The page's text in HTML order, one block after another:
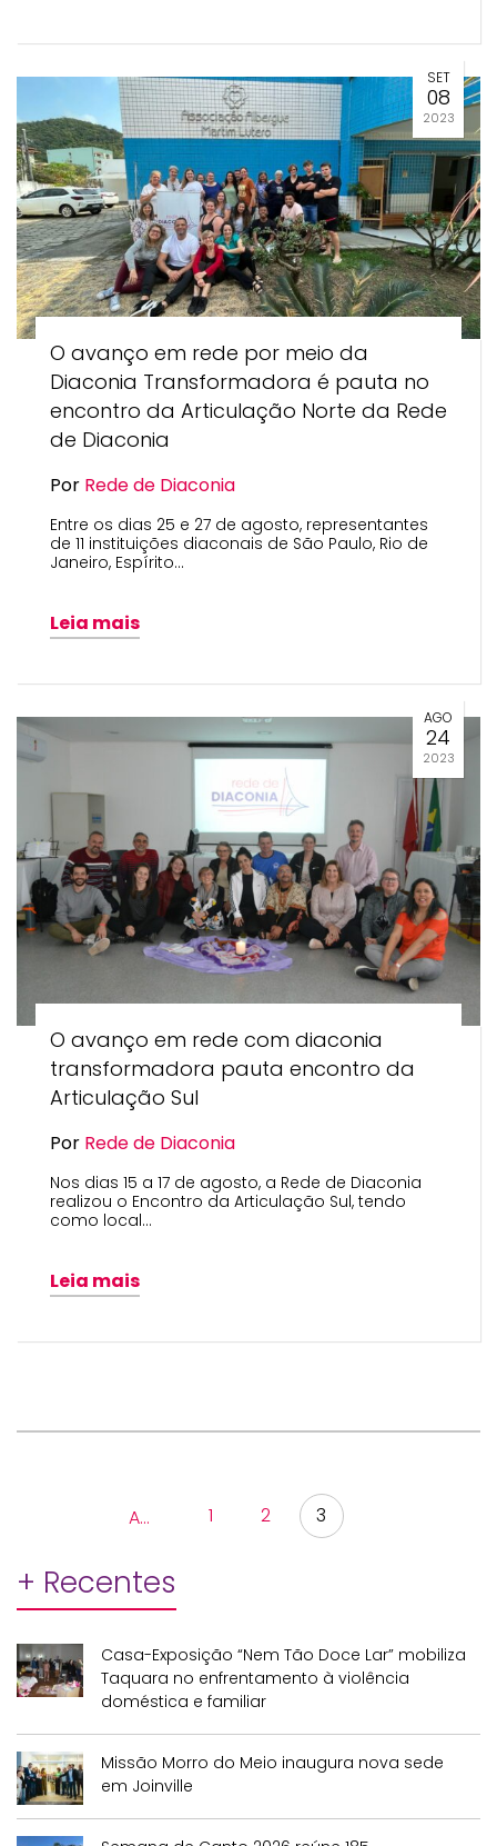
SET
08
2023
O avanço em rede por meio da
Diaconia Transformadora é pauta no
encontro da Articulação Norte da Rede
de Diaconia
Por Rede de Diaconia
Entre os dias 25 e 27 de agosto, representantes
de 11 instituições diaconais de São Paulo, Rio de
Janeiro, Espírito…
Leia mais
AGO
24
2023
O avanço em rede com diaconia
transformadora pauta encontro da
Articulação Sul
Por Rede de Diaconia
Nos dias 15 a 17 de agosto, a Rede de Diaconia
realizou o Encontro da Articulação Sul, tendo
como local…
Leia mais
Anterior 1 2 3
+ Recentes
Casa-Exposição “Nem Tão Doce Lar” mobiliza
Taquara no enfrentamento à violência
doméstica e familiar
Missão Morro do Meio inaugura nova sede
em Joinville